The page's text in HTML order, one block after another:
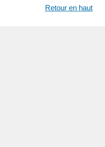
Retour en haut